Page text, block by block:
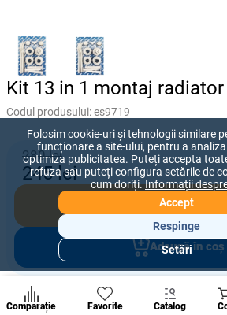
Kit 13 in 1 montaj
Codul produsului:es9719
280 lei
245lei
Cumpără acum
Adaugă în coș
Oferiți prețul pe care sunteți dispus să îl
Comparație Favorite Catalog
Folosim cookie-uri și tehnologii similare
funcționare a site-ului, pentru a
optimiza publicitatea. Puteți accepta
refuza sau puteți configura setările de
cum doriți.Informații
Accept
Respinge
Setări